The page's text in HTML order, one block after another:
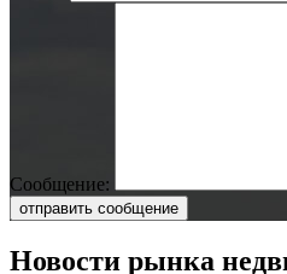
Сообщение:
отправить сообщение
Новости рынка